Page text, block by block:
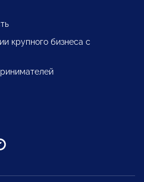
крупного бизнеса с